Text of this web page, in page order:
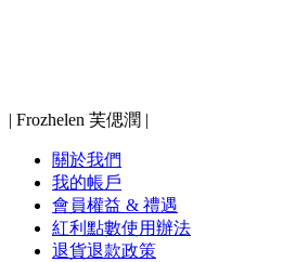
| Frozhelen 芙偲潤 |
關於我們
我的帳戶
會員權益 & 禮遇
紅利點數使用辦法
退貨退款政策